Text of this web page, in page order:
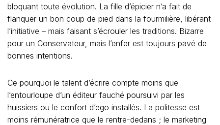
bloquant toute évolution. La fille d’épicier n’a fait de
flanquer un bon coup de pied dans la fourmilière, libérant
l’initiative – mais faisant s’écrouler les traditions. Bizarre
pour un Conservateur, mais l’enfer est toujours pavé de
bonnes intentions.
Ce pourquoi le talent d’écrire compte moins que
l’entourloupe d’un éditeur fauché poursuivi par les
huissiers ou le confort d’ego installés. La politesse est
moins rémunératrice que le rentre-dedans ; le marketing